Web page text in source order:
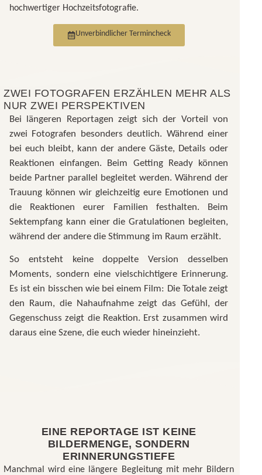
hochwertiger Hochzeitsfotografie.
Unverbindlicher Termincheck
ZWEI FOTOGRAFEN ERZÄHLEN MEHR ALS
NUR ZWEI PERSPEKTIVEN
Bei längeren Reportagen zeigt sich der Vorteil von
zwei Fotografen besonders deutlich. Während einer
bei euch bleibt, kann der andere Gäste, Details oder
Reaktionen einfangen. Beim Getting Ready können
beide Partner parallel begleitet werden. Während der
Trauung können wir gleichzeitig eure Emotionen und
die Reaktionen eurer Familien festhalten. Beim
Sektempfang kann einer die Gratulationen begleiten,
während der andere die Stimmung im Raum erzählt.
So entsteht keine doppelte Version desselben
Moments, sondern eine vielschichtigere Erinnerung.
Es ist ein bisschen wie bei einem Film: Die Totale zeigt
den Raum, die Nahaufnahme zeigt das Gefühl, der
Gegenschuss zeigt die Reaktion. Erst zusammen wird
daraus eine Szene, die euch wieder hineinzieht.
EINE REPORTAGE IST KEINE
BILDERMENGE, SONDERN
ERINNERUNGSTIEFE
Manchmal wird eine längere Begleitung mit mehr Bildern